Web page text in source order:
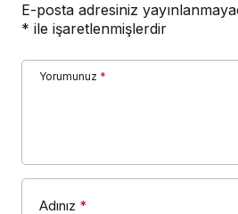
E-posta adresiniz
* ile işaretlenmişlerdir
Yorumunuz *
Adınız *